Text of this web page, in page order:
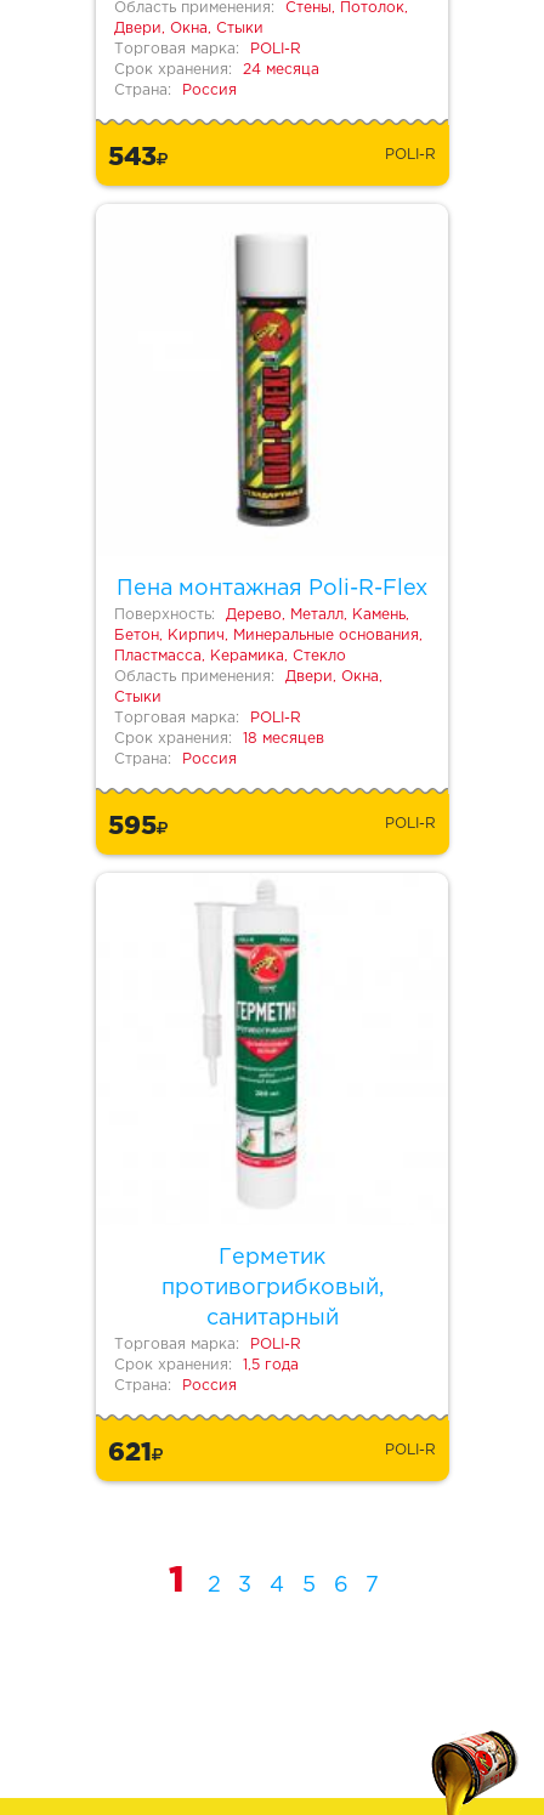
Область применения:
Стены, Потолок,
Двери, Окна, Стыки
Торговая марка:
POLI-R
Срок хранения:
24 месяца
Страна:
Россия
543 POLI-R
Пена монтажная Poli-R-Flex
Поверхность:
Дерево, Металл, Камень,
Бетон, Кирпич, Минеральные основания,
Пластмасса, Керамика, Стекло
Область применения:
Двери, Окна,
Стыки
Торговая марка:
POLI-R
Срок хранения:
18 месяцев
Страна:
Россия
595 POLI-R
Герметик
противогрибковый,
санитарный
Торговая марка:
POLI-R
Срок хранения:
1,5 года
Страна:
Россия
621 POLI-R
1 2 3 4 5 6 7